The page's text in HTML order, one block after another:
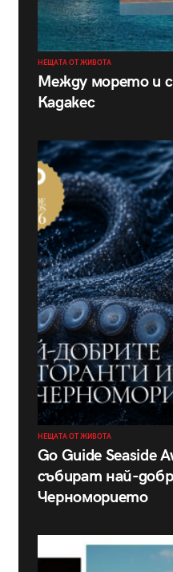
НЕЩАТА ОТ ЖИВОТА
Между морето и
Кадакес
НЕЩАТА ОТ ЖИВОТА
Go Guide Seaside
събират най-
Черноморието